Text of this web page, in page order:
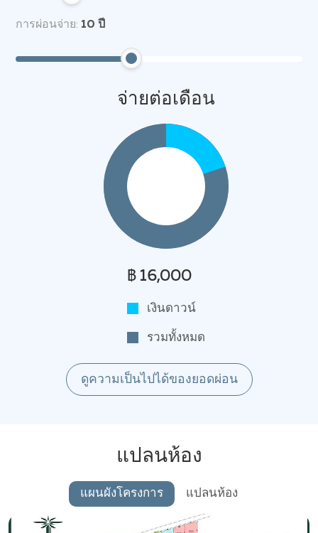
การผ่อนจ่าย: 10 ปี
จ่ายต่อเดือน
฿ 16,000
เงินดาวน์
รวมทั้งหมด
ดูความเป็นไปได้ของยอดผ่อน
แปลนห้อง
แผนผังโครงการ แปลนห้อง